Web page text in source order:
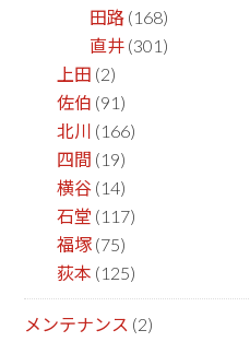
田路 (168)
直井 (301)
上田 (2)
佐伯 (91)
北川 (166)
四間 (19)
横谷 (14)
石堂 (117)
福塚 (75)
荻本 (125)
メンテナンス (2)